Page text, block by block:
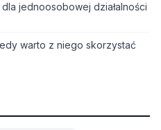
jednoosobowej działalności
warto z niego skorzystać